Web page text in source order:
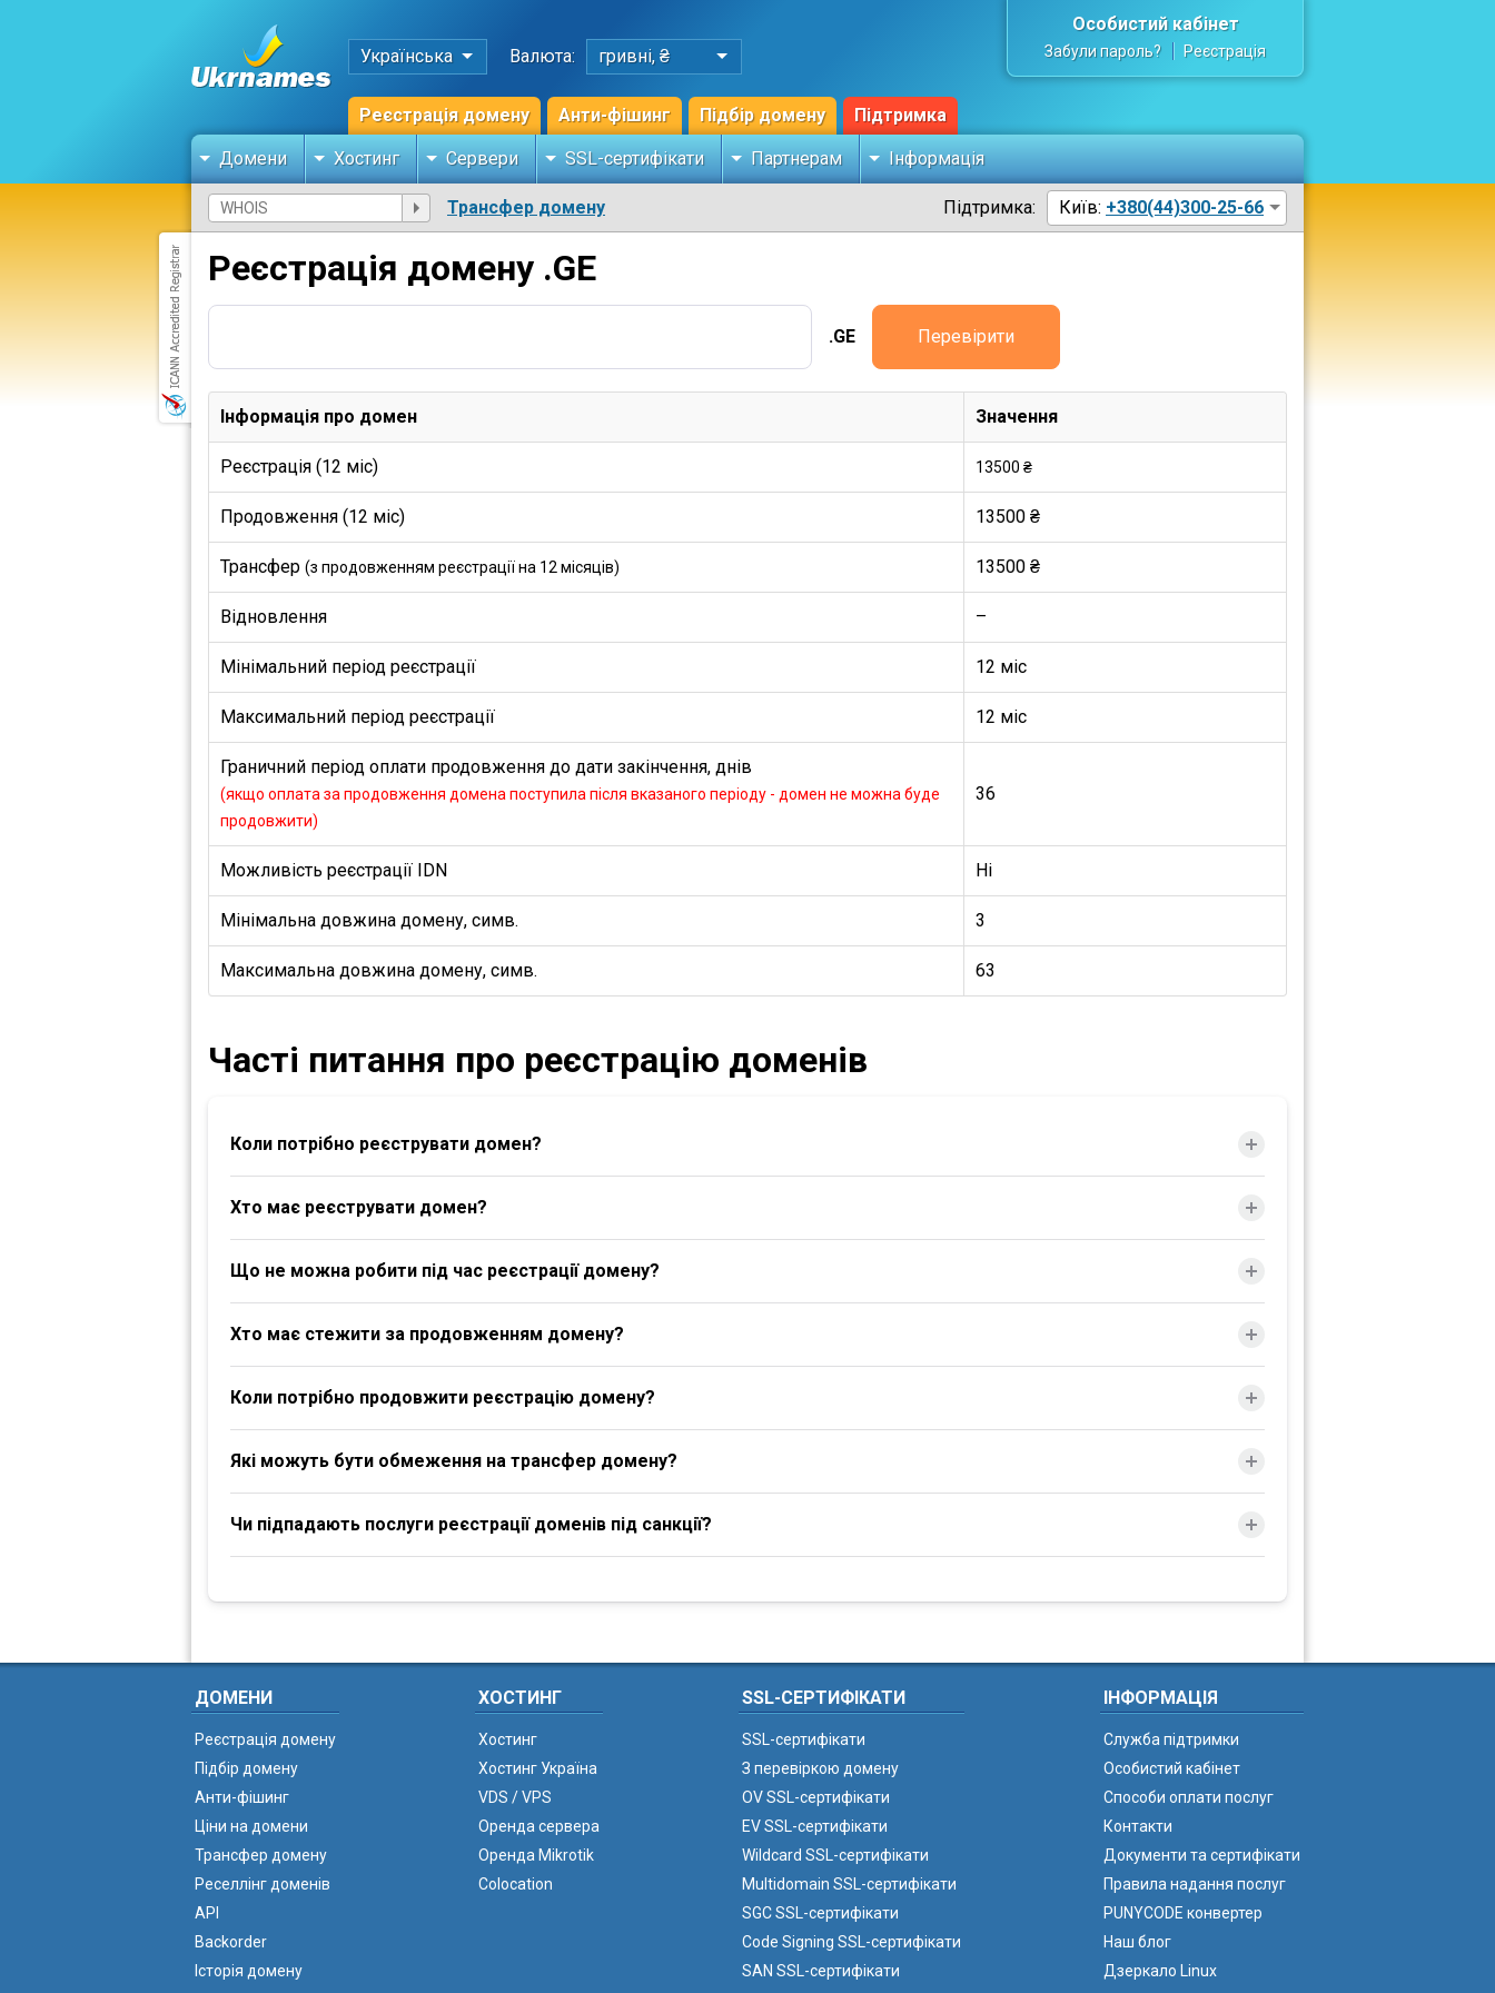
Українська Валюта: гривні, ₴
Реєстрація домену Анти-фішинг Підбір домену Підтримка
Особистий кабінет
Забули пароль? Реєстрація
Домени Хостинг Сервери SSL-сертифікати Партнерам Інформація
Трансфер домену Підтримка: Київ: +380(44)300-25-66
Реєстрація домену .GE
.GE Перевірити
Інформація про домен Значення
Реєстрація (12 міс) 13500 ₴
Продовження (12 міс) 13500 ₴
Трансфер (з продовженням реєстрації на 12 місяців) 13500 ₴
Відновлення –
Мінімальний період реєстрації 12 міс
Максимальний період реєстрації 12 міс
Граничний період оплати продовження до дати закінчення, днів
(якщо оплата за продовження домена поступила після вказаного періоду - домен не можна буде
продовжити)
36
Можливість реєстрації IDN Ні
Мінімальна довжина домену, симв. 3
Максимальна довжина домену, симв. 63
Часті питання про реєстрацію доменів
Коли потрібно реєструвати домен?
Хто має реєструвати домен?
Що не можна робити під час реєстрації домену?
Хто має стежити за продовженням домену?
Коли потрібно продовжити реєстрацію домену?
Які можуть бути обмеження на трансфер домену?
Чи підпадають послуги реєстрації доменів під санкції?
ДОМЕНИ
Реєстрація домену
Підбір домену
Анти-фішинг
Ціни на домени
Трансфер домену
Реселлінг доменів
API
Backorder
Історія домену
ХОСТИНГ
Хостинг
Хостинг Україна
VDS / VPS
Оренда сервера
Оренда Mikrotik
Colocation
SSL-СЕРТИФІКАТИ
SSL-сертифікати
З перевіркою домену
OV SSL-сертифікати
EV SSL-сертифікати
Wildcard SSL-сертифікати
Multidomain SSL-сертифікати
SGC SSL-сертифікати
Code Signing SSL-сертифікати
SAN SSL-сертифікати
ІНФОРМАЦІЯ
Служба підтримки
Особистий кабінет
Способи оплати послуг
Контакти
Документи та сертифікати
Правила надання послуг
PUNYCODE конвертер
Наш блог
Дзеркало Linux